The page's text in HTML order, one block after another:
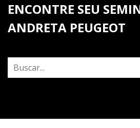
ENCONTRE SEU
ANDRETA PEUGEOT